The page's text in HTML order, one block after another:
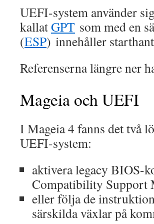
UEFI-system använder
kallatGPT som med en
(ESP) innehåller
Referenserna längre ner
Mageia och UEFI
I Mageia 4 fanns det två
UEFI-system:
aktivera legacy BIOS-
Compatibility Support
eller följa de
särskilda växlar på